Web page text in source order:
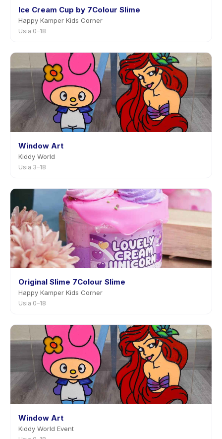
Ice Cream Cup by 7Colour Slime
Happy Kamper Kids Corner
Usia 0–18
Window Art
Kiddy World
Usia 3–18
Original Slime 7Colour Slime
Happy Kamper Kids Corner
Usia 0–18
Window Art
Kiddy World Event